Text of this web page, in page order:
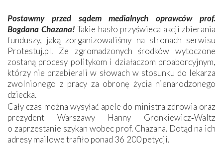
Postawmy przed sądem medialnych oprawców prof.
Bogdana Chazana!Takie hasło przyświeca akcji zbierania
funduszy, jaką zorganizowaliśmy na stronach serwisu
Protestuj.pl. Ze zgromadzonych środków wytoczone
zostaną procesy politykom i działaczom proaborcyjnym,
którzy nie przebierali w słowach w stosunku do lekarza
zwolnionego z pracy za obronę życia nienarodzonego
dziecka.
Cały czas można wysyłać apele do ministra zdrowia oraz
prezydent Warszawy Hanny Gronkiewicz‑Waltz
o zaprzestanie szykan wobec prof. Chazana. Dotąd na ich
adresy mailowe trafiło ponad 36 200 petycji.